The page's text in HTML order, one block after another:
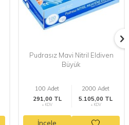
Pudrasız Mavi Nitril Eldiven
Büyük
100 Adet
291,00 TL
+ KDV
2000 Adet
5.105,00 TL
+ KDV
İncele